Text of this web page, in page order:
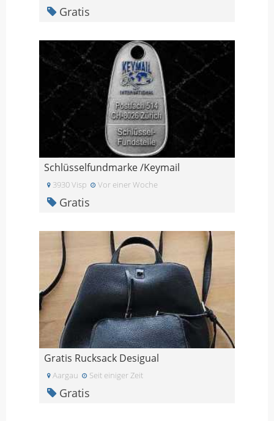
Gratis
Schlüsselfundmarke /Keymail
3930 Visp Vor einer Woche
Gratis
Gratis Rucksack Desigual
Aargau Seit einiger Zeit
Gratis